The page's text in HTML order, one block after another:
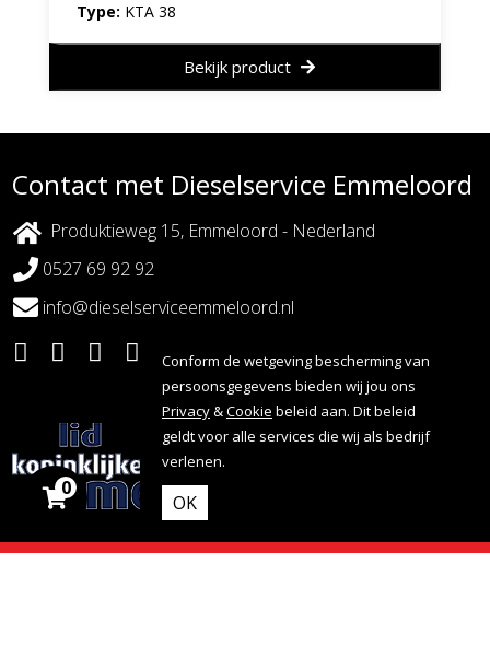
0
Conform de wetgeving bescherming van
persoonsgegevens bieden wij jou ons
Privacy&Cookie beleid aan. Dit beleid
geldt voor alle services die wij als bedrijf
verlenen.
OK
Type: KTA 38
Bekijk product
Contact met Dieselservice Emmeloord
Produktieweg 15, Emmeloord - Nederland
0527 69 92 92
info@dieselserviceemmeloord.nl